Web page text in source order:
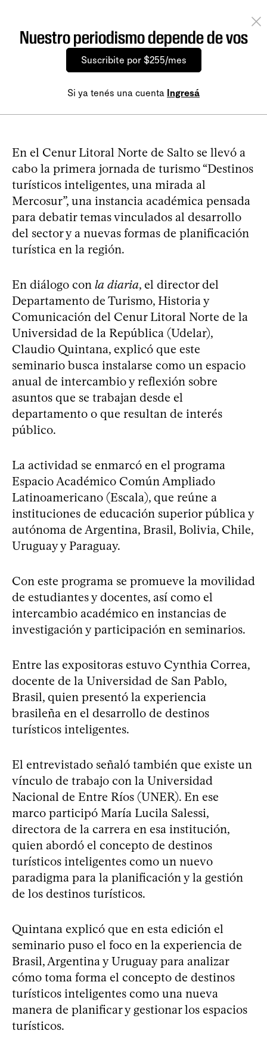
Nuestro periodismo depende de vos
Suscribite por $255/mes
Si ya tenés una cuenta Ingresá
En el Cenur Litoral Norte de Salto se llevó a
cabo la primera jornada de turismo “Destinos
turísticos inteligentes, una mirada al
Mercosur”, una instancia académica pensada
para debatir temas vinculados al desarrollo
del sector y a nuevas formas de planificación
turística en la región.
En diálogo con la diaria, el director del
Departamento de Turismo, Historia y
Comunicación del Cenur Litoral Norte de la
Universidad de la República (Udelar),
Claudio Quintana, explicó que este
seminario busca instalarse como un espacio
anual de intercambio y reflexión sobre
asuntos que se trabajan desde el
departamento o que resultan de interés
público.
La actividad se enmarcó en el programa
Espacio Académico Común Ampliado
Latinoamericano (Escala), que reúne a
instituciones de educación superior pública y
autónoma de Argentina, Brasil, Bolivia, Chile,
Uruguay y Paraguay.
Con este programa se promueve la movilidad
de estudiantes y docentes, así como el
intercambio académico en instancias de
investigación y participación en seminarios.
Entre las expositoras estuvo Cynthia Correa,
docente de la Universidad de San Pablo,
Brasil, quien presentó la experiencia
brasileña en el desarrollo de destinos
turísticos inteligentes.
El entrevistado señaló también que existe un
vínculo de trabajo con la Universidad
Nacional de Entre Ríos (UNER). En ese
marco participó María Lucila Salessi,
directora de la carrera en esa institución,
quien abordó el concepto de destinos
turísticos inteligentes como un nuevo
paradigma para la planificación y la gestión
de los destinos turísticos.
Quintana explicó que en esta edición el
seminario puso el foco en la experiencia de
Brasil, Argentina y Uruguay para analizar
cómo toma forma el concepto de destinos
turísticos inteligentes como una nueva
manera de planificar y gestionar los espacios
turísticos.